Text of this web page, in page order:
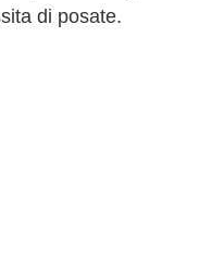
di posate.